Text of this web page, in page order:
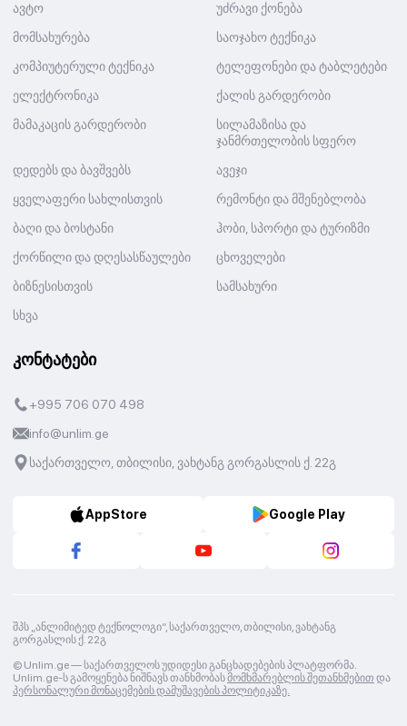
ავტო
უძრავი ქონება
მომსახურება
საოჯახო ტექნიკა
კომპიუტერული ტექნიკა
ტელეფონები და ტაბლეტები
ელექტრონიკა
ქალის გარდერობი
მამაკაცის გარდერობი
სილამაზისა და
ჯანმრთელობის სფერო
დედებს და ბავშვებს
ავეჯი
ყველაფერი სახლისთვის
რემონტი და მშენებლობა
ბაღი და ბოსტანი
ჰობი, სპორტი და ტურიზმი
ქორწილი და დღესასწაულები
ცხოველები
ბიზნესისთვის
სამსახური
სხვა
კონტატები
+995 706 070 498
info@unlim.ge
საქართველო, თბილისი, ვახტანგ გორგასლის ქ. 22გ
AppStore Google Play
შპს „ანლიმიტედ ტექნოლოგი“, საქართველო, თბილისი, ვახტანგ
გორგასლის ქ. 22გ
© Unlim.ge —საქართველოს უდიდესი განცხადებების პლატფორმა.
Unlim.ge-ს გამოყენება ნიშნავს თანხმობასმომხმარებლის შეთანხმებით და
პერსონალური მონაცემების დამუშავების პოლიტიკაზე.